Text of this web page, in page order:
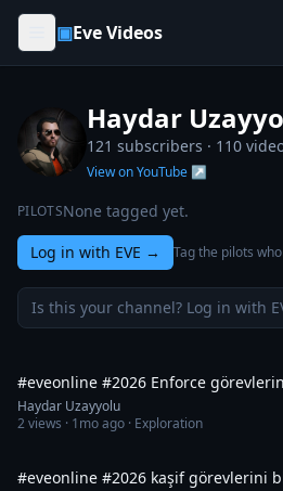
Skip to content
▣Eve Videos
Haydar
121 subscribers · 110
View on YouTube ↗
PILOTSNone tagged yet.
Log in with EVE → Tag the pilots
Is this your channel? Log in with
#eveonline #2026 Enforce
Haydar Uzayyolu
2views · 1mo ago · Exploration
#eveonline #2026 kaşif görevlerini